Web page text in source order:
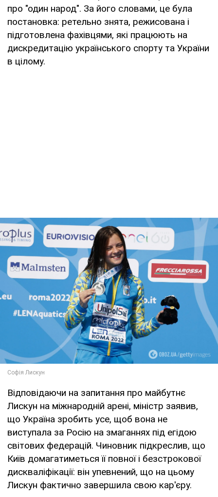
про "один народ". За його словами, це була
постановка: ретельно знята, режисована і
підготовлена фахівцями, які працюють на
дискредитацію українського спорту та України
в цілому.
Відповідаючи на запитання про майбутнє
Лискун на міжнародній арені, міністр заявив,
що Україна зробить усе, щоб вона не
виступала за Росію на змаганнях під егідою
світових федерацій. Чиновник підкреслив, що
Київ домагатиметься її повної і безстрокової
дискваліфікації: він упевнений, що на цьому
Лискун фактично завершила свою кар'єру.